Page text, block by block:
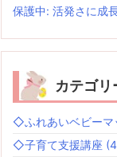
保護中: 活発さに成
カテゴリ
◇ふれあいベビーマ
◇子育て支援講座